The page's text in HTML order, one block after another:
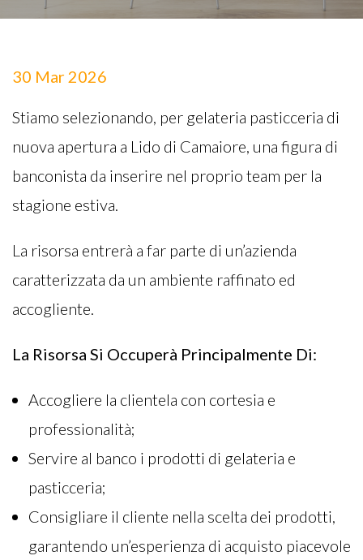
30 Mar 2026
Stiamo selezionando, per gelateria pasticceria di
nuova apertura a Lido di Camaiore, una figura di
banconista da inserire nel proprio team per la
stagione estiva.
La risorsa entrerà a far parte di un’azienda
caratterizzata da un ambiente raffinato ed
accogliente.
La Risorsa Si Occuperà Principalmente Di:
Accogliere la clientela con cortesia e
professionalità;
Servire al banco i prodotti di gelateria e
pasticceria;
Consigliare il cliente nella scelta dei prodotti,
garantendo un’esperienza di acquisto piacevole